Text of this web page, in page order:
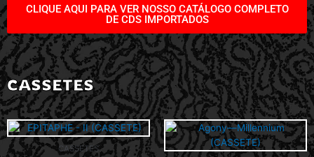
CLIQUE AQUI PARA VER NOSSO CATÁLOGO COMPLETO
DE CDS IMPORTADOS
CASSETES
CASSETES